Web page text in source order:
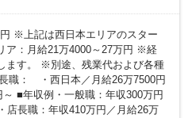
※上記は西日本エリアのスター
ア：月給21万4000～27万円 ※経
ます。 ※別途、残業代および各種
職： ・西日本／月給26万7500円
■年収例・一般職：年収300万円
店長職：年収410万円／月給26万